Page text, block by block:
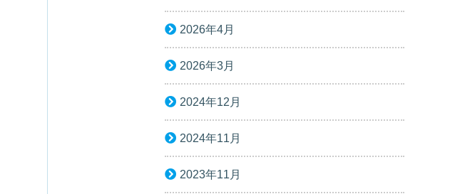
2026年4月
2026年3月
2024年12月
2024年11月
2023年11月